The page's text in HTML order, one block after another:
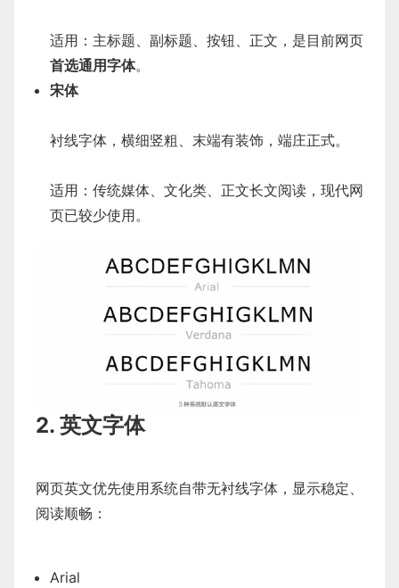
适用：主标题、副标题、按钮、正文，是目前网页
首选通用字体。
宋体
衬线字体，横细竖粗、末端有装饰，端庄正式。
适用：传统媒体、文化类、正文长文阅读，现代网
页已较少使用。
2. 英文字体
网页英文优先使用系统自带无衬线字体，显示稳定、
阅读顺畅：
Arial